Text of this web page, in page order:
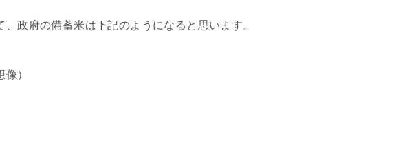
政府の備蓄米は下記のようになると思います。
）